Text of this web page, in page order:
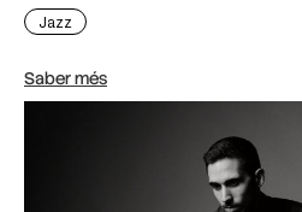
Jazz
Saber més